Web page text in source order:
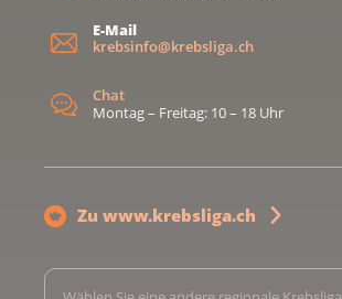
E-Mail
krebsinfo@krebsliga.ch
Chat
Montag – Freitag: 10 – 18 Uhr
Zu www.krebsliga.ch